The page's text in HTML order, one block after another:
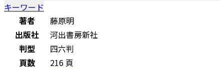
キーワード
著者
藤原明
出版社
河出書房新社
判型
四六判
頁数
216 頁